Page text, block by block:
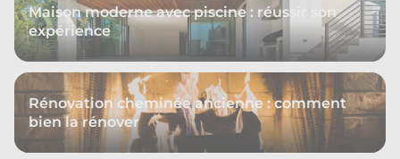
Maison moderne avec piscine : réussir son
expérience
Rénovation cheminée ancienne : comment
bien la rénover